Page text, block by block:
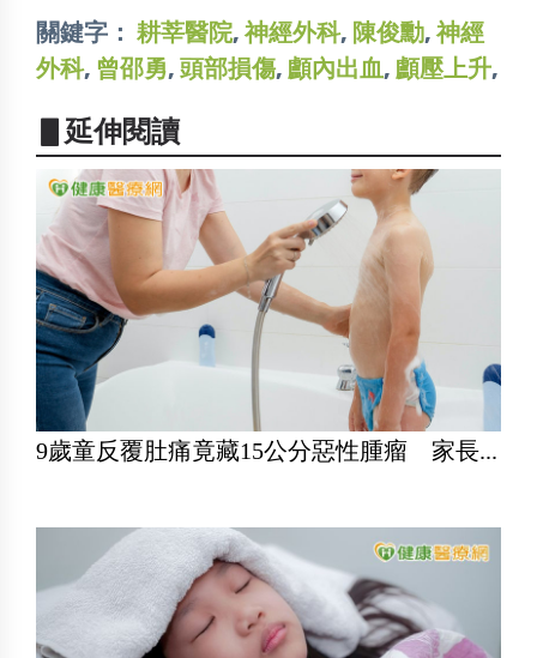
關鍵字： 耕莘醫院,神經外科, 陳俊勳,神經
外科, 曾邵勇, 頭部損傷, 顱內出血, 顱壓上升,
▋延伸閱讀
9歲童反覆肚痛竟藏15公分惡性腫瘤 家長...